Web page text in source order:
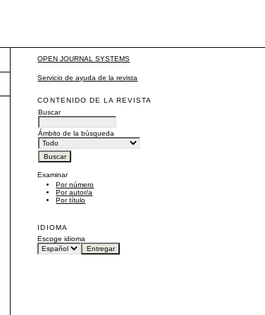
OPEN JOURNAL SYSTEMS
Servicio de ayuda de la revista
CONTENIDO DE LA REVISTA
Buscar
Ámbito de la búsqueda
Examinar
Por número
Por autor/a
Por título
IDIOMA
Escoge idioma